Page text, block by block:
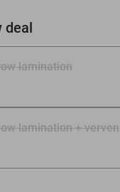
deal
lamination
lamination + verven